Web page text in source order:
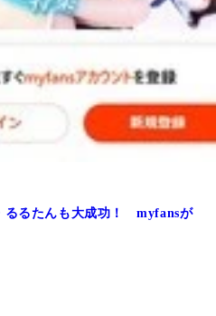
るるたんも大成功！ myfansが